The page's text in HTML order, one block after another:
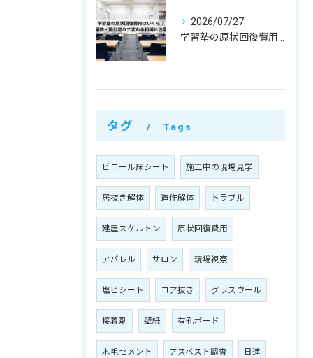
2026/07/27
学習塾の原状回復費用はいくら？教室数・間仕切りで変わる相場と注意点
タグ Tags
ビニール床シート 施工中の現場見学
居抜き解体 造作解体 トラブル
建屋スケルトン 原状回復費用
アパレル サロン 現場視察
塩ビシート コア抜き グラスウール
接着剤 壁紙 有孔ボード
木毛セメント アスベスト調査 日進